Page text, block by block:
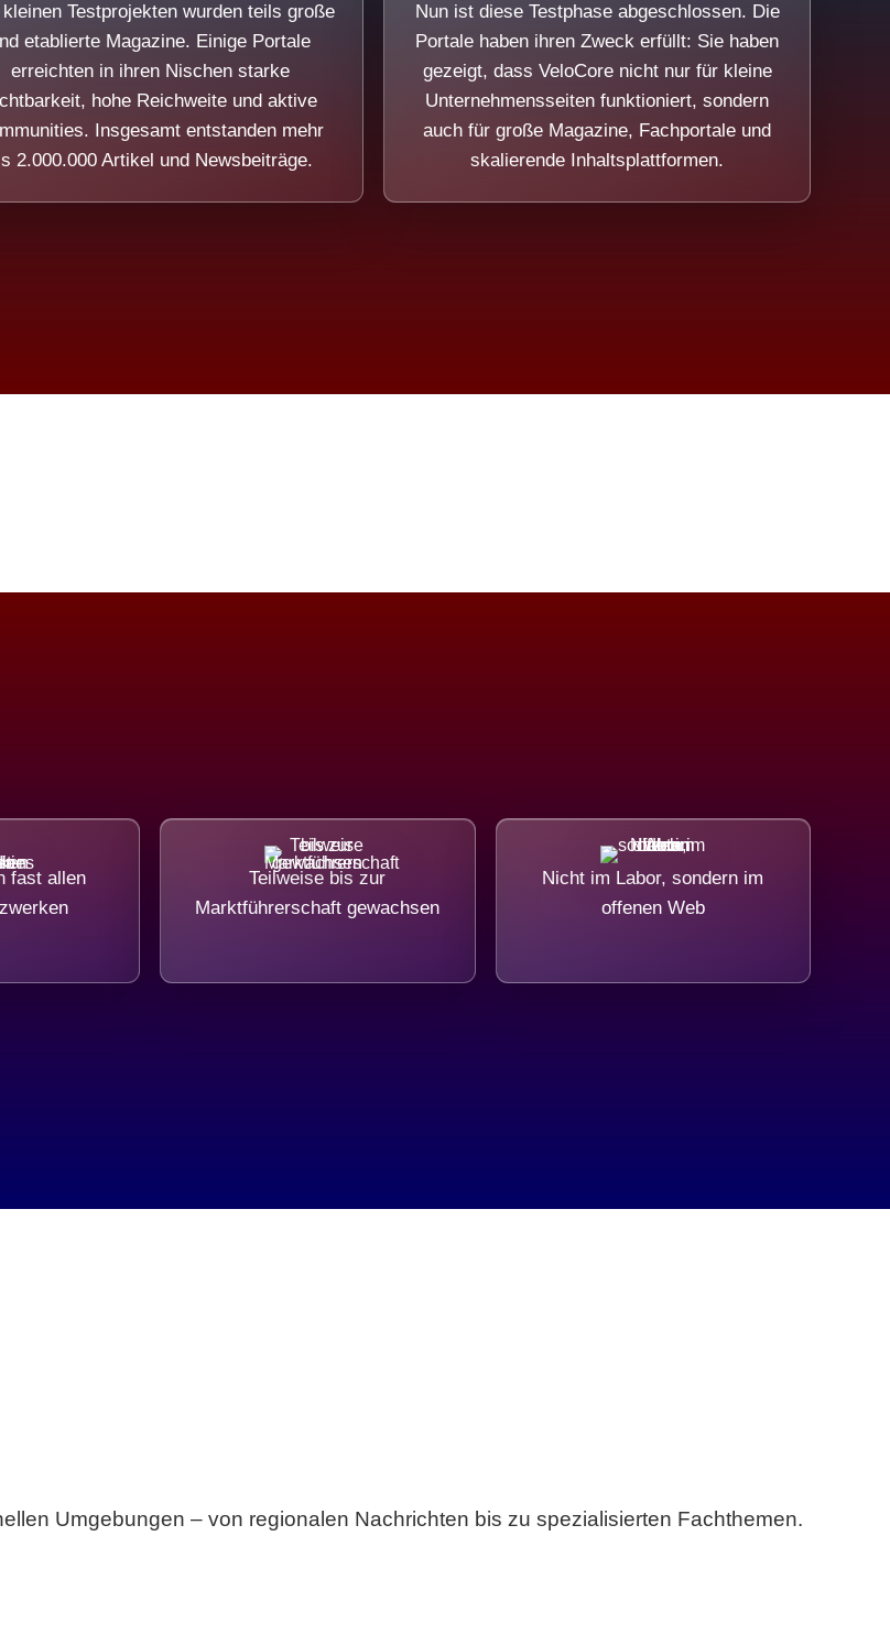
Testprojekten wurden teils große
etablierte Magazine. Einige Portale
erreichten in ihren Nischen starke
hohe Reichweite und aktive
Insgesamt entstanden mehr
2.000.000 Artikel und Newsbeiträge.
Nun ist diese Testphase abgeschlossen. Die
Portale haben ihren Zweck erfüllt: Sie haben
gezeigt, dass VeloCore nicht nur für kleine
Unternehmensseiten funktioniert, sondern
auch für große Magazine, Fachportale und
skalierende Inhaltsplattformen.
fast allen
Teilweise bis zur
Marktführerschaft gewachsen
Nicht im Labor, sondern im
offenen Web
Umgebungen – von regionalen Nachrichten bis zu spezialisierten Fachthemen.